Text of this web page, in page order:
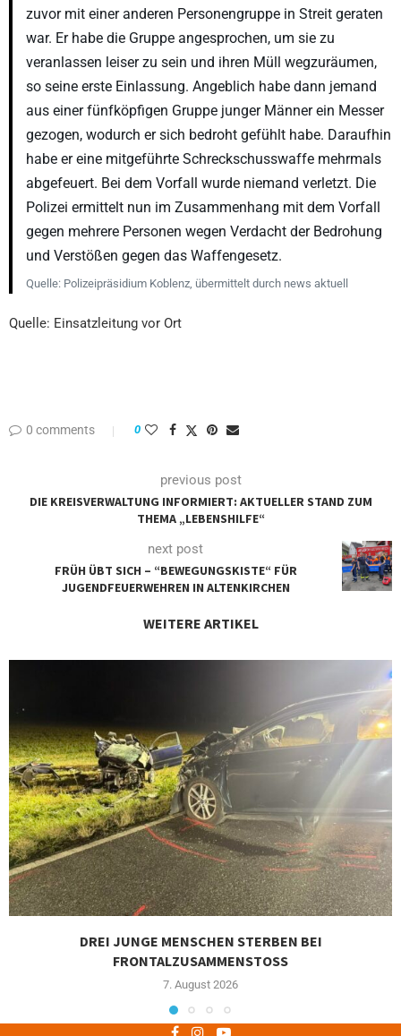
zuvor mit einer anderen Personengruppe in Streit geraten
war. Er habe die Gruppe angesprochen, um sie zu
veranlassen leiser zu sein und ihren Müll wegzuräumen,
so seine erste Einlassung. Angeblich habe dann jemand
aus einer fünfköpfigen Gruppe junger Männer ein Messer
gezogen, wodurch er sich bedroht gefühlt habe. Daraufhin
habe er eine mitgeführte Schreckschusswaffe mehrmals
abgefeuert. Bei dem Vorfall wurde niemand verletzt. Die
Polizei ermittelt nun im Zusammenhang mit dem Vorfall
gegen mehrere Personen wegen Verdacht der Bedrohung
und Verstößen gegen das Waffengesetz.
Quelle: Polizeipräsidium Koblenz, übermittelt durch news aktuell
Quelle: Einsatzleitung vor Ort
0 comments 0
previous post
DIE KREISVERWALTUNG INFORMIERT: AKTUELLER STAND ZUM
THEMA „LEBENSHILFE“
next post
FRÜH ÜBT SICH – “BEWEGUNGSKISTE“ FÜR
JUGENDFEUERWEHREN IN ALTENKIRCHEN
WEITERE ARTIKEL
DREI JUNGE MENSCHEN STERBEN BEI
FRONTALZUSAMMENSTOSS
7. August 2026